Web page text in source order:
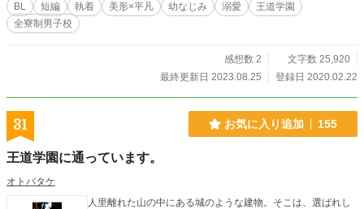
BL 短編 執着 美形×平凡 幼なじみ 溺愛
王道学園
全寮制男子校
感想数 2
文字数 25,920
最終更新日 2023.08.25
登録日 2020.02.22
31 お気に入り追加 155
王道学園に通っています。
オトバタケ
人里離れた山の中にある城のような建物。そこは、選ばれし